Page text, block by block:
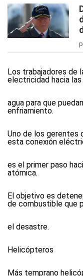
Los trabajadores de
electricidad hacia
agua para que
enfriamiento.
Uno de los gerentes
esta conexión
es el primer paso
atómica.
El objetivo es
de combustible que
el desastre.
Helicópteros
Más temprano